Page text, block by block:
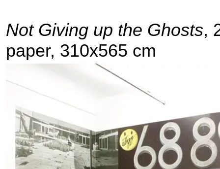
Not Giving up the Ghosts,
paper, 310x565 cm